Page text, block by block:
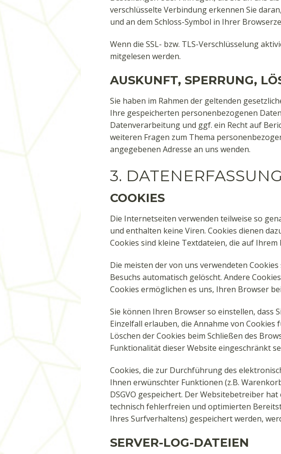
verschlüsselte Verbindung erkennen Sie
und an dem Schloss-Symbol in Ihrer
Wenn die SSL- bzw. TLS-Verschlüsselung
mitgelesen werden.
AUSKUNFT, SPERRUNG,
Sie haben im Rahmen der geltenden
Ihre gespeicherten personenbezogenen
Datenverarbeitung und ggf. ein Recht auf
weiteren Fragen zum Thema
angegebenen Adresse an uns wenden.
3.
COOKIES
Die Internetseiten verwenden teilweise so
und enthalten keine Viren. Cookies dienen
Cookies sind kleine Textdateien, die auf
Die meisten der von uns verwendeten
Besuchs automatisch gelöscht. Andere
Cookies ermöglichen es uns, Ihren Browser
Sie können Ihren Browser so einstellen, dass
Einzelfall erlauben, die Annahme von
Löschen der Cookies beim Schließen des
Funktionalität dieser Website eingeschränkt
Cookies, die zur Durchführung des
Ihnen erwünschter Funktionen (z.B.
DSGVO gespeichert. Der Websitebetreiber
technisch fehlerfreien und optimierten
Ihres Surfverhaltens) gespeichert werden,
SERVER-LOG-DATEIEN